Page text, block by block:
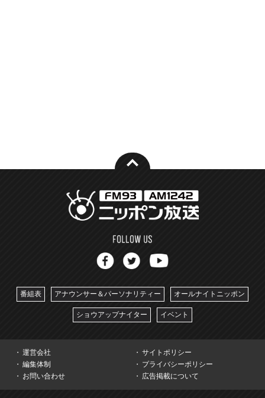
番組表 アナウンサー＆パーソナリティー オールナイトニッポン
ショウアップナイター イベント
運営会社
サイトポリシー
編集体制
プライバシーポリシー
お問い合わせ
広告掲載について